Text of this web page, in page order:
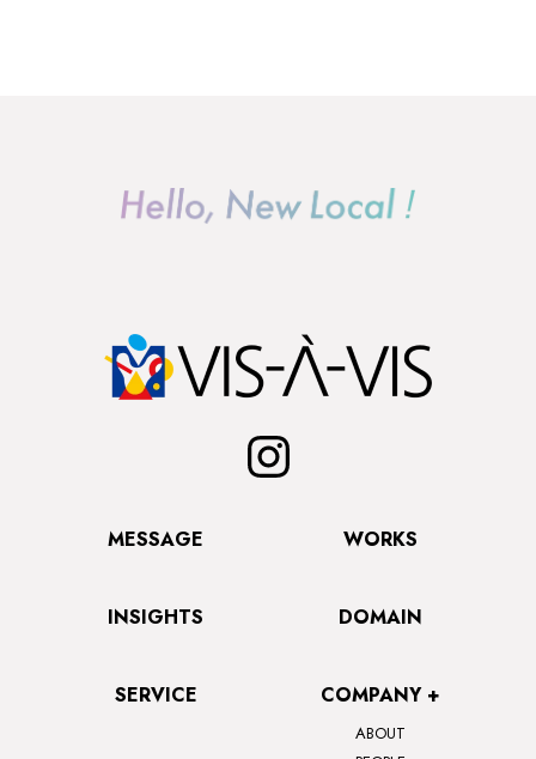
MESSAGE WORKS
INSIGHTS DOMAIN
SERVICE COMPANY +
ABOUT